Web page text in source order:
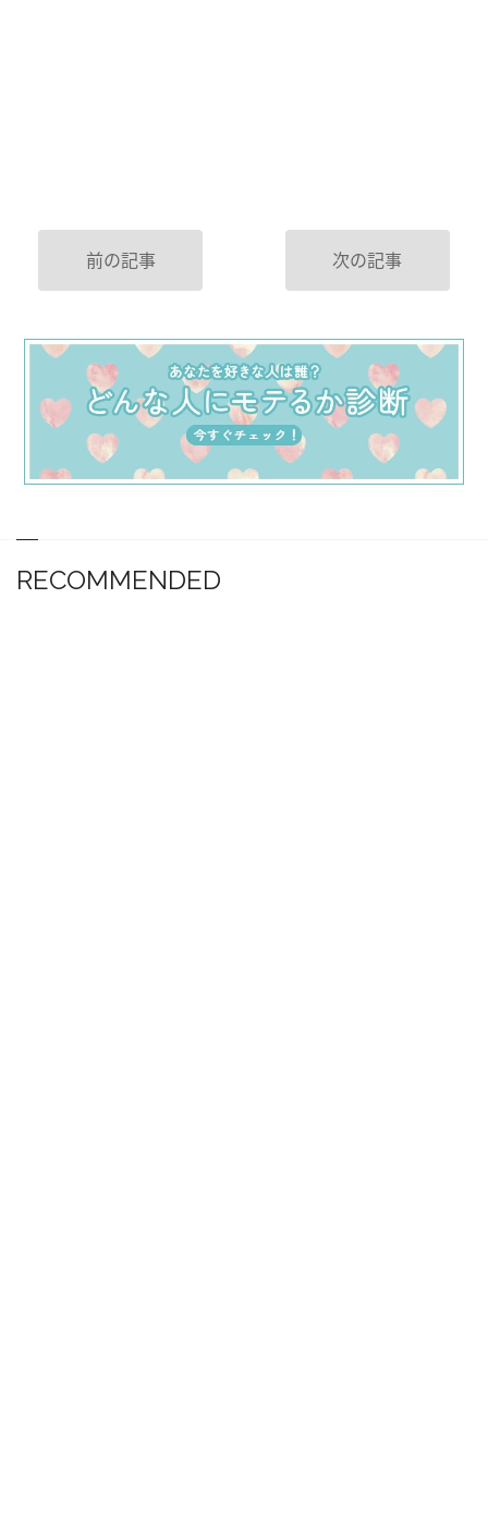
前の記事 次の記事
RECOMMENDED